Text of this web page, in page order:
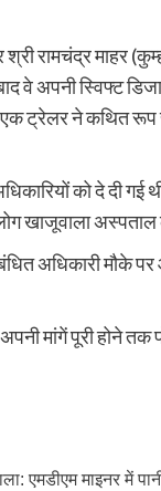
रामचंद्र माहर
वे अपनी स्विफ्ट
ट्रेलर ने कथित रूप
को दे दी
खाजूवाला अस्पताल
अधिकारी मौके
मांगें पूरी होने तक
एमडीएम माइनर में